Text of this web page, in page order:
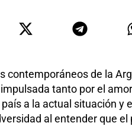
de la
tanto por el
a la actual situación y
al entender que